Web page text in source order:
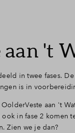
't
in twee fases.
is in
aan 't
in fase 2 komen
Zien we je dan?